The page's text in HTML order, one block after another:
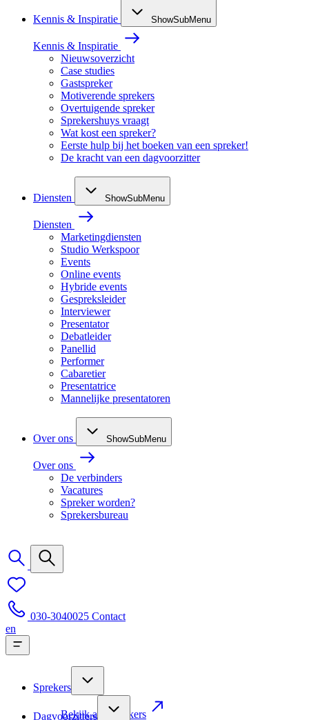
Kennis & Inspiratie ShowSubMenu
Kennis & Inspiratie
Nieuwsoverzicht
Case studies
Gastspreker
Motiverende sprekers
Overtuigende spreker
Sprekershuys vraagt
Wat kost een spreker?
Eerste hulp bij het boeken van een spreker!
De kracht van een dagvoorzitter
Diensten ShowSubMenu
Diensten
Marketingdiensten
Studio Werkspoor
Events
Online events
Hybride events
Gespreksleider
Interviewer
Presentator
Debatleider
Panellid
Performer
Cabaretier
Presentatrice
Mannelijke presentatoren
Over ons ShowSubMenu
Over ons
De verbinders
Vacatures
Spreker worden?
Sprekersbureau
030-3040025 Contact
en
Sprekers
Bekijk alle sprekers
Dagvoorzitters